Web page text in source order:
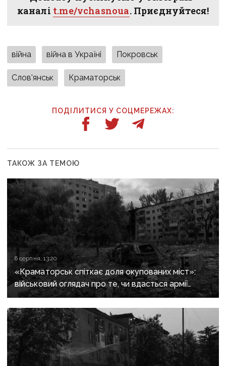
каналі t.me/vchasnoua. Приєднуйтеся!
війна війна в Україні Покровськ
Слов'янськ Краматорськ
ПОДІЛИТИСЯ У СОЦМЕРЕЖАХ:
ТАКОЖ ЗА ТЕМОЮ
6 серпня, 13:20
«Краматорськ спіткає доля окупованих міст»:
військовий оглядач про те, чи вдасться армії
рф захопити останню агломерацію Донеччини до
кінця 2026 року